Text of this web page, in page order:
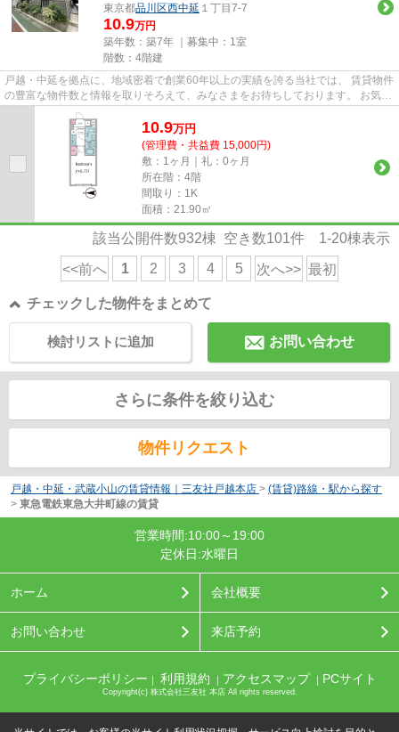
東京都品川区西中延 １丁目7-7
10.9万円
築年数：築7年 ｜募集中： 1室
階数：4階建
戸越・中延を拠点に、地域密着で創業60年以上の実績を誇る当社では、 賃貸物件
の豊富な物件数と情報を取りそろえて、みなさまをお待ちしております。 お気軽
にお問い合わせください。
10.9万円
(管理費・共益費 15,000円)
敷：1ヶ月｜礼：0ヶ月
所在階：4階
間取り：1K
面積：21.90㎡
該当公開件数932棟 空き数101件 1-20棟表示
<<前へ 1 2 3 4 5 次へ>> 最初
チェックした物件をまとめて
お問い合わせ
検討リストに追加
さらに条件を絞り込む
物件リクエスト
戸越・中延・武蔵小山の賃貸情報｜三友社戸越本店 > (賃貸)路線・駅から探す
> 東急電鉄東急大井町線の賃貸
営業時間:10:00～19:00
定休日:水曜日
ホーム 会社概要
お問い合わせ 来店予約
プライバシーポリシー 利用規約 アクセスマップ PCサイト
Copyright(c) 株式会社三友社 本店 All rights reserved.